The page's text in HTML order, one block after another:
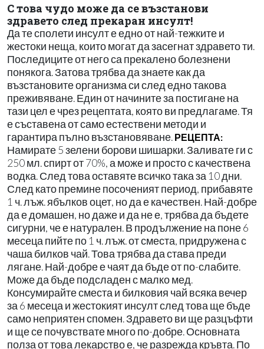
С това чудо може да се възстанови
здравето след прекаран инсулт!
Да те сполети инсулт е едно от най-тежките и
жестоки неща, които могат да засегнат здравето ти.
Последиците от него са прекалено болезнени
понякога. Затова трябва да знаете как да
възстановите организма си след едно такова
преживяване. Един от начините за постигане на
тази цел е чрез рецептата, която ви предлагаме. Тя
е съставена от само естествени методи и
гарантира пълно възстановяване. РЕЦЕПТА:
Намирате 5 зелени борови шишарки. Заливате ги с
250 мл. спирт от 70%, а може и просто с качествена
водка. След това оставяте всичко така за 10 дни.
След като премине посоченият период, прибавяте
1 ч. лъж. ябълков оцет, но да е качествен. Най-добре
да е домашен, но даже и да не е, трябва да бъдете
сигурни, че е натурален. В продължение на поне 6
месеца пийте по 1 ч. лъж. от сместа, придружена с
чаша билков чай. Това трябва да става преди
лягане. Най-добре е чаят да бъде от по-слабите.
Може да бъде подсладен с малко мед.
Консумирайте сместа и билковия чай всяка вечер
за 6 месеца и жестокият инсулт след това ще бъде
само неприятен спомен. Здравето ви ще разцъфти
и ще се почувствате много по-добре. Основната
полза от това лекарство е, че разрежда кръвта. По